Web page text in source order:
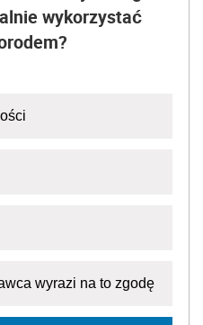
wykorzystać
wyrazi na to zgodę